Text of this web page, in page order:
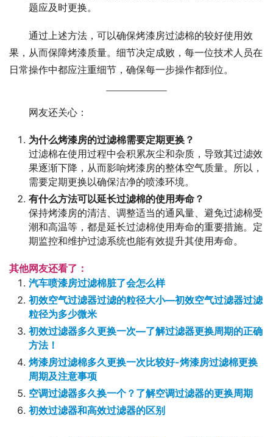
题应及时更换。
通过上述方法，可以确保烤漆房过滤棉的较好使用效
果，从而保障烤漆质量。细节决定成败，每一位技术人员在
日常操作中都应注重细节，确保每一步操作都到位。
网友还关心：
为什么烤漆房的过滤棉需要定期更换？
过滤棉在使用过程中会积累灰尘和杂质，导致其过滤效
果逐渐下降，从而影响烤漆房的整体空气质量。所以，
需要定期更换以确保洁净的喷漆环境。
有什么方法可以延长过滤棉的使用寿命？
保持烤漆房的清洁、调整适当的通风量、避免过滤棉受
潮和高温等，都是延长过滤棉使用寿命的重要措施。定
期监控和维护过滤系统也能有效提升其使用寿命。
其他网友还看了：
汽车喷漆房过滤棉脏了会怎么样
初效空气过滤器过滤的粒径大小—初效空气过滤器过滤
粒径为多少微米
初效过滤器多久更换一次—了解过滤器更换周期的正确
方法！
烤漆房过滤棉多久更换一次比较好-烤漆房过滤棉更换
周期及注意事项
空调过滤器多久换一个？了解空调过滤器的更换周期
初效过滤器和高效过滤器的区别